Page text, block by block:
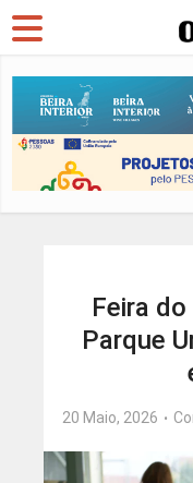
Feira
Parque
20 Maio, 2026